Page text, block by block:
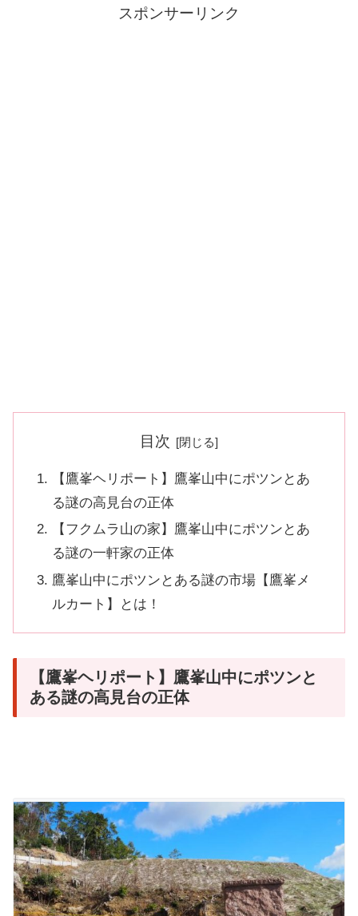
スポンサーリンク
目次
【鷹峯ヘリポート】鷹峯山中にポツンとあ
る謎の高見台の正体
【フクムラ山の家】鷹峯山中にポツンとあ
る謎の一軒家の正体
鷹峯山中にポツンとある謎の市場【鷹峯メ
ルカート】とは！
【鷹峯ヘリポート】鷹峯山中にポツンと
ある謎の高見台の正体